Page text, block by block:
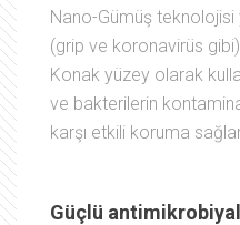
Nano-Gümüş teknolojisi
(grip ve koronavirüs
Konak yüzey olarak
ve bakterilerin
karşı etkili koruma
Güçlü